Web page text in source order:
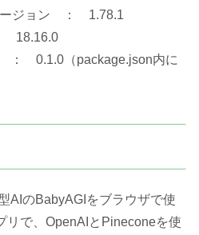
ージョン ： 1.78.1
18.16.0
： 0.1.0（package.json内に
AIのBabyAGIをブラウザで使
リで、OpenAIとPineconeを使